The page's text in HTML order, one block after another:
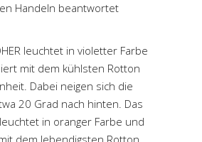
Handeln beantwortet
leuchtet in violetter Farbe
mit dem kühlsten Rotton
Dabei neigen sich die
20 Grad nach hinten. Das
in oranger Farbe und
dem lebendigsten Rotton